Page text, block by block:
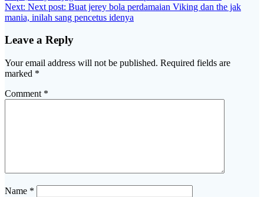
Next: Next post: Buat jerey bola perdamaian Viking dan the jak
mania, inilah sang pencetus idenya
Leave a Reply
Your email address will not be published. Required fields are
marked *
Comment *
Name *